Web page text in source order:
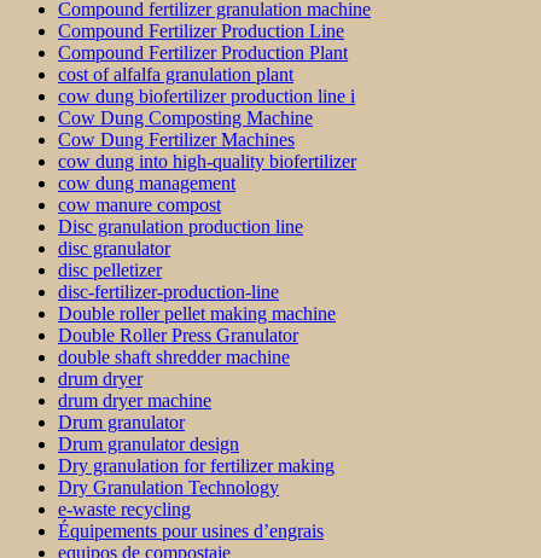
Compound fertilizer granulation machine
Compound Fertilizer Production Line
Compound Fertilizer Production Plant
cost of alfalfa granulation plant
cow dung biofertilizer production line i
Cow Dung Composting Machine
Cow Dung Fertilizer Machines
cow dung into high-quality biofertilizer
cow dung management
cow manure compost
Disc granulation production line
disc granulator
disc pelletizer
disc-fertilizer-production-line
Double roller pellet making machine
Double Roller Press Granulator
double shaft shredder machine
drum dryer
drum dryer machine
Drum granulator
Drum granulator design
Dry granulation for fertilizer making
Dry Granulation Technology
e-waste recycling
Équipements pour usines d’engrais
equipos de compostaje